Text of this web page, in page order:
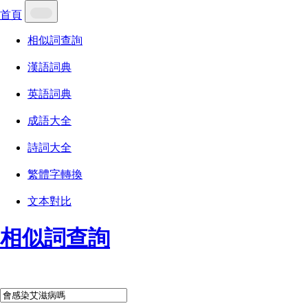
首頁
相似詞查詢
漢語詞典
英語詞典
成語大全
詩詞大全
繁體字轉換
文本對比
相似詞查詢